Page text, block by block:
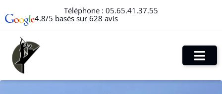
Téléphone : 05.65.41.37.55
4.8/5 basés sur 628 avis